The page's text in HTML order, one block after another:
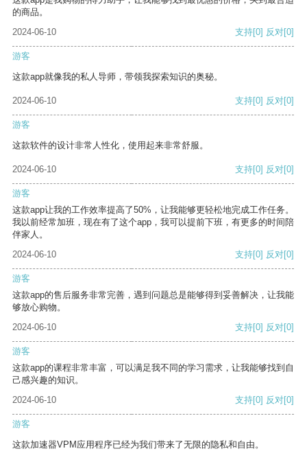
的商品。
2024-06-10
支持[0] 反对[0]
游客
这款app就像我的私人导师，带领我探索知识的奥秘。
2024-06-10 支持[0] 反对[0]
游客
这款软件的设计非常人性化，使用起来非常舒服。
2024-06-10 支持[0] 反对[0]
游客
这款app让我的工作效率提高了50%，让我能够更轻松地完成工作任务。
我以前经常加班，现在有了这个app，我可以提前下班，有更多的时间陪
伴家人。
2024-06-10
支持[0] 反对[0]
游客
这款app的售后服务非常完善，遇到问题总是能够得到妥善解决，让我能
够放心购物。
2024-06-10
支持[0] 反对[0]
游客
这款app的课程非常丰富，可以满足我不同的学习需求，让我能够找到自
己感兴趣的知识。
2024-06-10
支持[0] 反对[0]
游客
这款加速器VPM应用程序已经为我们带来了无限的隐私和自由。